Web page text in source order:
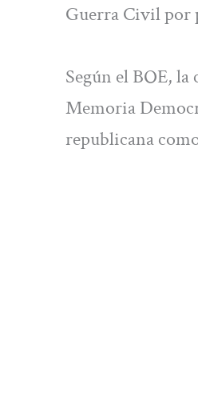
Guerra Civil por
Según el BOE,
Memoria
republicana